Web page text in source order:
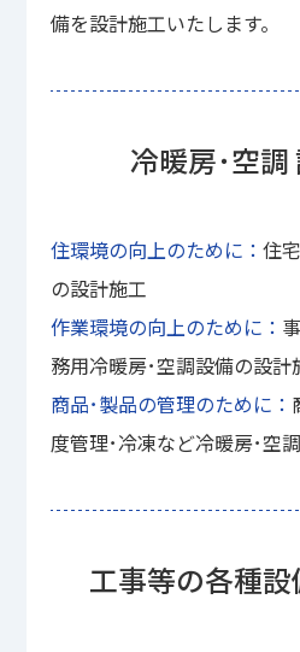
備を設計施工いたします。
冷暖房･空調
住環境の向上のために： 住
の設計施工
作業環境の向上のために：
務用冷暖房･空調設備の設計
商品･製品の管理のために：
度管理･冷凍など冷暖房･空
工事等の各種